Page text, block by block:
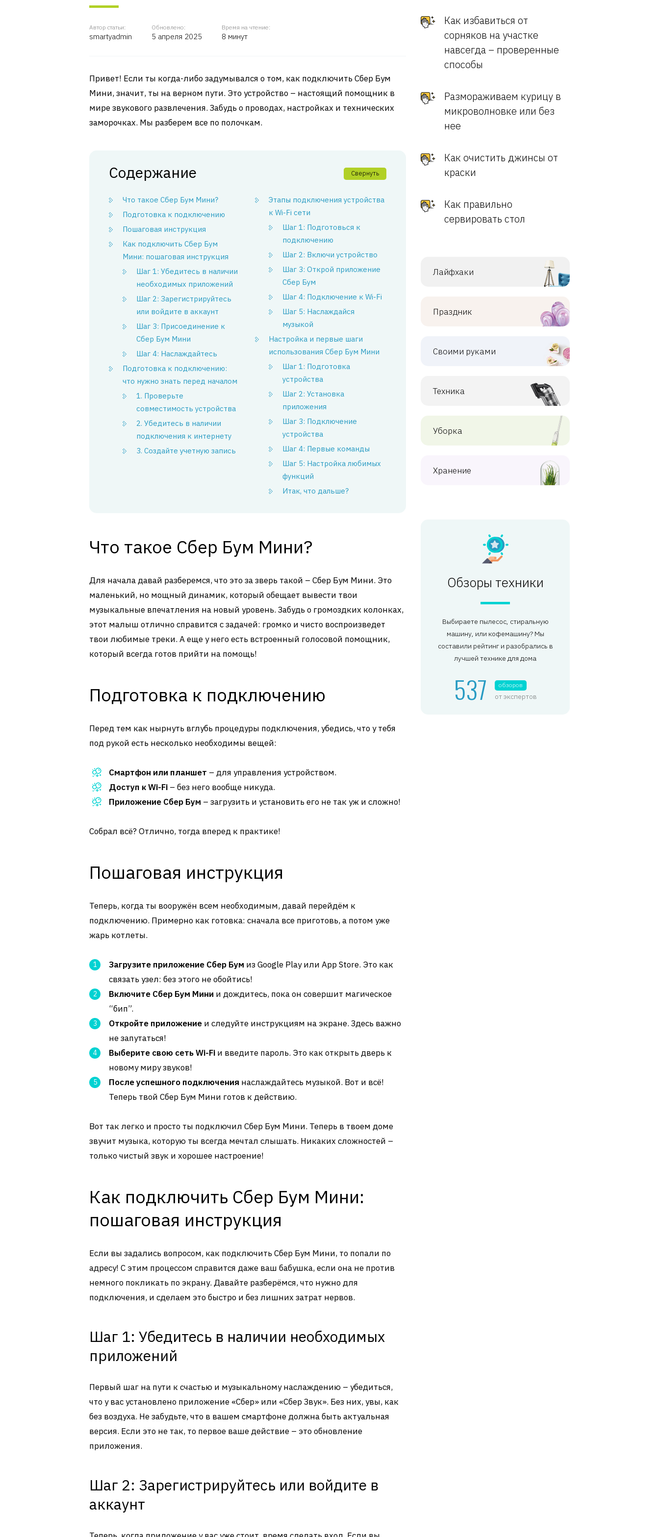
Автор статьи:
smartyadmin
Обновлено:
5 апреля 2025
Время на чтение:
8 минут
Привет! Если ты когда-либо задумывался о том, как подключить Сбер Бум
Мини, значит, ты на верном пути. Это устройство – настоящий помощник в
мире звукового развлечения. Забудь о проводах, настройках и технических
заморочках. Мы разберем все по полочкам.
Содержание Свернуть
Что такое Сбер Бум Мини?
Подготовка к подключению
Пошаговая инструкция
Как подключить Сбер Бум
Мини: пошаговая инструкция
Шаг 1: Убедитесь в наличии
необходимых приложений
Шаг 2: Зарегистрируйтесь
или войдите в аккаунт
Шаг 3: Присоединение к
Сбер Бум Мини
Шаг 4: Наслаждайтесь
Подготовка к подключению:
что нужно знать перед началом
1. Проверьте
совместимость устройства
2. Убедитесь в наличии
подключения к интернету
3. Создайте учетную запись
Этапы подключения устройства
к Wi-Fi сети
Шаг 1: Подготовься к
подключению
Шаг 2: Включи устройство
Шаг 3: Открой приложение
Сбер Бум
Шаг 4: Подключение к Wi-Fi
Шаг 5: Наслаждайся
музыкой
Настройка и первые шаги
использования Сбер Бум Мини
Шаг 1: Подготовка
устройства
Шаг 2: Установка
приложения
Шаг 3: Подключение
устройства
Шаг 4: Первые команды
Шаг 5: Настройка любимых
функций
Итак, что дальше?
Что такое Сбер Бум Мини?
Для начала давай разберемся, что это за зверь такой – Сбер Бум Мини. Это
маленький, но мощный динамик, который обещает вывести твои
музыкальные впечатления на новый уровень. Забудь о громоздких колонках,
этот малыш отлично справится с задачей: громко и чисто воспроизведет
твои любимые треки. А еще у него есть встроенный голосовой помощник,
который всегда готов прийти на помощь!
Подготовка к подключению
Перед тем как нырнуть вглубь процедуры подключения, убедись, что у тебя
под рукой есть несколько необходимы вещей:
Смартфон или планшет – для управления устройством.
Доступ к Wi-Fi – без него вообще никуда.
Приложение Сбер Бум – загрузить и установить его не так уж и сложно!
Собрал всё? Отлично, тогда вперед к практике!
Пошаговая инструкция
Теперь, когда ты вооружён всем необходимым, давай перейдём к
подключению. Примерно как готовка: сначала все приготовь, а потом уже
жарь котлеты.
Загрузите приложение Сбер Бум из Google Play или App Store. Это как
связать узел: без этого не обойтись!
Включите Сбер Бум Мини и дождитесь, пока он совершит магическое
“бип”.
Откройте приложение и следуйте инструкциям на экране. Здесь важно
не запутаться!
Выберите свою сеть Wi-Fi и введите пароль. Это как открыть дверь к
новому миру звуков!
После успешного подключения наслаждайтесь музыкой. Вот и всё!
Теперь твой Сбер Бум Мини готов к действию.
Вот так легко и просто ты подключил Сбер Бум Мини. Теперь в твоем доме
звучит музыка, которую ты всегда мечтал слышать. Никаких сложностей –
только чистый звук и хорошее настроение!
Как подключить Сбер Бум Мини:
пошаговая инструкция
Если вы задались вопросом, как подключить Сбер Бум Мини, то попали по
адресу! С этим процессом справится даже ваш бабушка, если она не против
немного покликать по экрану. Давайте разберёмся, что нужно для
подключения, и сделаем это быстро и без лишних затрат нервов.
Шаг 1: Убедитесь в наличии необходимых
приложений
Первый шаг на пути к счастью и музыкальному наслаждению – убедиться,
что у вас установлено приложение «Сбер» или «Сбер Звук». Без них, увы, как
без воздуха. Не забудьте, что в вашем смартфоне должна быть актуальная
версия. Если это не так, то первое ваше действие – это обновление
приложения.
Шаг 2: Зарегистрируйтесь или войдите в
аккаунт
Как избавиться от
сорняков на участке
навсегда – проверенные
способы
Размораживаем курицу в
микроволновке или без
нее
Как очистить джинсы от
краски
Как правильно
сервировать стол
Лайфхаки
Праздник
Своими руками
Техника
Уборка
Хранение
Обзоры техники
Выбираете пылесос, стиральную
машину, или кофемашину? Мы
составили рейтинг и разобрались в
лучшей технике для дома
537 обзоров
от экспертов